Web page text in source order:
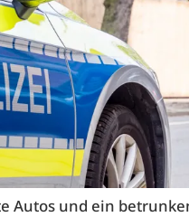
Autos und ein